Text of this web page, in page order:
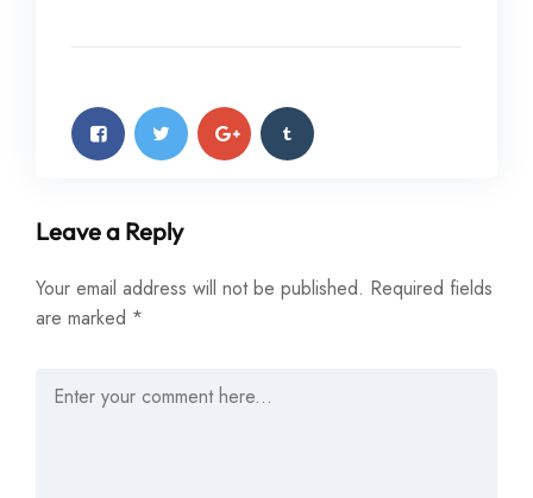
Leave a Reply
Your email address will not be published. Required fields
are marked *